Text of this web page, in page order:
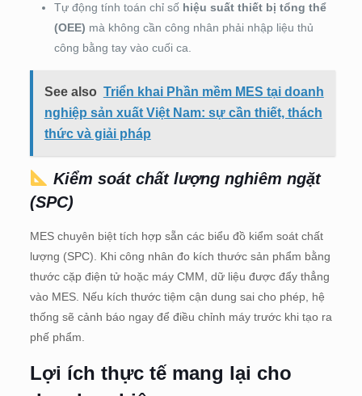
Tự động tính toán chỉ số hiệu suất thiết bị tổng thể
(OEE) mà không cần công nhân phải nhập liệu thủ
công bằng tay vào cuối ca.
See also Triển khai Phần mềm MES tại doanh
nghiệp sản xuất Việt Nam: sự cần thiết, thách
thức và giải pháp
Kiểm soát chất lượng nghiêm ngặt
(SPC)
MES chuyên biệt tích hợp sẵn các biểu đồ kiểm soát chất
lượng (SPC). Khi công nhân đo kích thước sản phẩm bằng
thước cặp điện tử hoặc máy CMM, dữ liệu được đẩy thẳng
vào MES. Nếu kích thước tiệm cận dung sai cho phép, hệ
thống sẽ cảnh báo ngay để điều chỉnh máy trước khi tạo ra
phế phẩm.
Lợi ích thực tế mang lại cho